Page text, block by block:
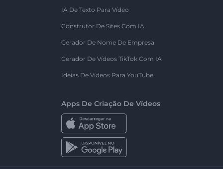
IA De Texto Para Vídeo
Construtor De Sites Com IA
Gerador De Nome De Empresa
Gerador De Vídeos TikTok Com IA
Ideias De Vídeos Para YouTube
Apps De Criação De Vídeos